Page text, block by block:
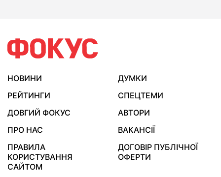
НОВИНИ
ДУМКИ
РЕЙТИНГИ
СПЕЦТЕМИ
ДОВГИЙ ФОКУС
АВТОРИ
ПРО НАС
ВАКАНСІЇ
ПРАВИЛА
КОРИСТУВАННЯ
САЙТОМ
ДОГОВІР ПУБЛІЧНОЇ
ОФЕРТИ